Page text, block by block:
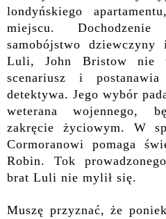
londyńskiego
miejscu.
samobójstwo
Luli, John Bristow nie
scenariusz i
detektywa. Jego wybór
weterana wojennego,
zakręcie życiowym. W
Cormoranowi pomaga
Robin. Tok
brat Luli nie mylił się.
Muszę przyznać, że